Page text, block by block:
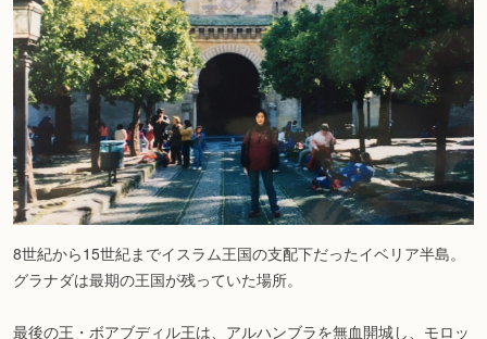
8世紀から15世紀までイスラム王国の支配下だったイベリア半島。
グラナダは最期の王国が残っていた場所。
最後の王・ボアブディル王は、アルハンブラを無血開城し、モロッ